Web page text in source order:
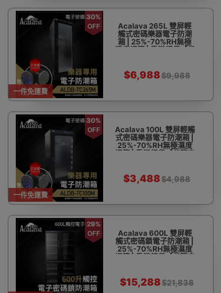
一件免運費
30%
OFF
Acalava 265L 雙屏輕
觸式密碼樂器電子防潮
箱 | 25%-70%RH無極
濕度調節 | 香港行貨【代
$6,988$9,988
一件免運費
30%
OFF
Acalava 100L 雙屏輕觸
式密碼樂器電子防潮箱 |
25%-70%RH無極濕度
調節 | 香港行貨【代理直
$3,488$4,988
29%
OFF
Acalava 600L 雙屏輕
觸式密碼鎖電子防潮箱 |
25%-70%RH無極濕度
調節 | 香港行貨【代理直
$15,288$21,838